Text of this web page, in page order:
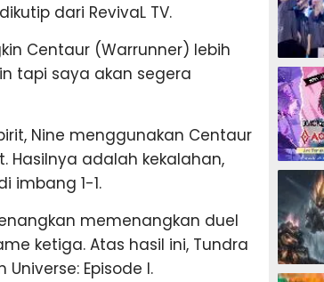
dari RevivaL TV.
Centaur (Warrunner) lebih
tapi saya akan segera
Nine menggunakan Centaur
Hasilnya adalah kekalahan,
imbang 1-1.
memenangkan duel
ketiga. Atas hasil ini, Tundra
Episode I.
ESPORTS
ESPORTS
ESPORTS